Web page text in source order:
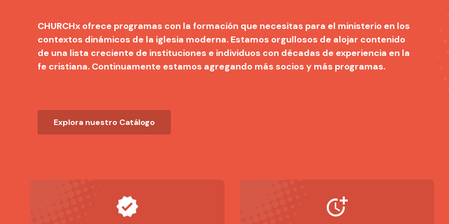
CHURCHx ofrece programas con la formación que necesitas para el ministerio en los
contextos dinámicos de la iglesia moderna. Estamos orgullosos de alojar contenido
de una lista creciente de instituciones e individuos con décadas de experiencia en la
fe cristiana. Continuamente estamos agregando más socios y más programas.
Explora nuestro Catálogo
verified more_time